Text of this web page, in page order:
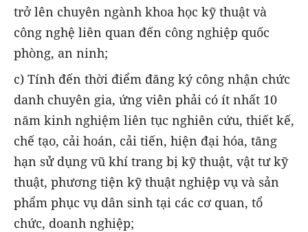
trở lên chuyên ngành khoa học kỹ thuật và
công nghệ liên quan đến công nghiệp quốc
phòng, an ninh;
c) Tính đến thời điểm đăng ký công nhận chức
danh chuyên gia, ứng viên phải có ít nhất 10
năm kinh nghiệm liên tục nghiên cứu, thiết kế,
chế tạo, cải hoán, cải tiến, hiện đại hóa, tăng
hạn sử dụng vũ khí trang bị kỹ thuật, vật tư kỹ
thuật, phương tiện kỹ thuật nghiệp vụ và sản
phẩm phục vụ dân sinh tại các cơ quan, tổ
chức, doanh nghiệp;